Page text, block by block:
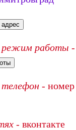
адрес
режим работы -
- номер
- вконтакте